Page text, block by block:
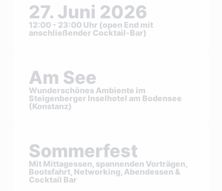
27. Juni 2026
12:00 - 23:00 Uhr (open End mit
anschließender Cocktail-Bar)
Am See
Wunderschönes Ambiente im
Steigenberger Inselhotel am Bodensee
(Konstanz)
Sommerfest
Mit Mittagessen, spannenden Vorträgen,
Bootsfahrt, Networking, Abendessen &
Cocktail Bar